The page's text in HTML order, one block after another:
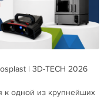
| 3D-TECH 2026
к одной из крупнейших